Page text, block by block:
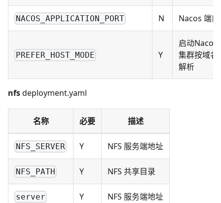
NACOS_APPLICATION_PORT N Nacos 端口
PREFER_HOST_MODE Y
启动Nacos
集群按域名
解析
nfsdeployment.yaml
名称 必要 描述
NFS_SERVER Y NFS 服务端地址
NFS_PATH Y NFS 共享目录
server Y NFS 服务端地址